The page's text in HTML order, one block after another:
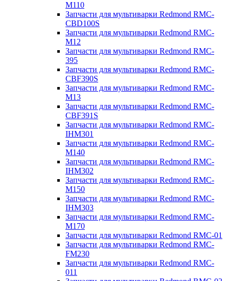
M110
Запчасти для мультиварки Redmond RMC-
CBD100S
Запчасти для мультиварки Redmond RMC-
M12
Запчасти для мультиварки Redmond RMC-
395
Запчасти для мультиварки Redmond RMC-
CBF390S
Запчасти для мультиварки Redmond RMC-
M13
Запчасти для мультиварки Redmond RMC-
CBF391S
Запчасти для мультиварки Redmond RMC-
IHM301
Запчасти для мультиварки Redmond RMC-
M140
Запчасти для мультиварки Redmond RMC-
IHM302
Запчасти для мультиварки Redmond RMC-
M150
Запчасти для мультиварки Redmond RMC-
IHM303
Запчасти для мультиварки Redmond RMC-
M170
Запчасти для мультиварки Redmond RMC-01
Запчасти для мультиварки Redmond RMC-
FM230
Запчасти для мультиварки Redmond RMC-
011